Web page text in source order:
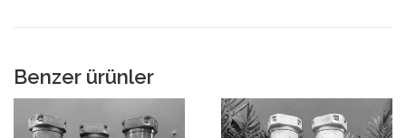
Benzer ürünler